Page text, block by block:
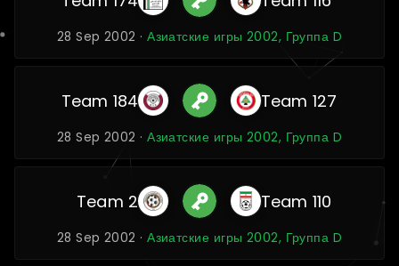
28 Sep 2002 ·Азиатские игры 2002, Группа D
Team 184 Team 127
28 Sep 2002 ·Азиатские игры 2002, Группа D
Team 2 Team 110
28 Sep 2002 ·Азиатские игры 2002, Группа D